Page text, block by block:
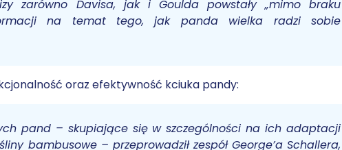
zarówno Davisa, jak i Goulda powstały „mimo braku
na temat tego, jak panda wielka radzi sobie
oraz efektywność kciuka pandy:
pand – skupiające się w szczególności na ich adaptacji
bambusowe – przeprowadził zespół George’a Schallera,